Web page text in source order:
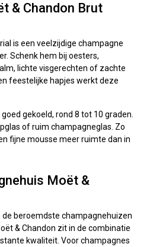
& Chandon Brut
is een veelzijdige champagne
Schenk hem bij oesters,
lichte visgerechten of zachte
feestelijke hapjes werkt deze
gekoeld, rond 8 tot 10 graden.
of ruim champagneglas. Zo
fijne mousse meer ruimte dan in
Moët &
de beroemdste champagnehuizen
& Chandon zit in de combinatie
kwaliteit. Voor champagnes